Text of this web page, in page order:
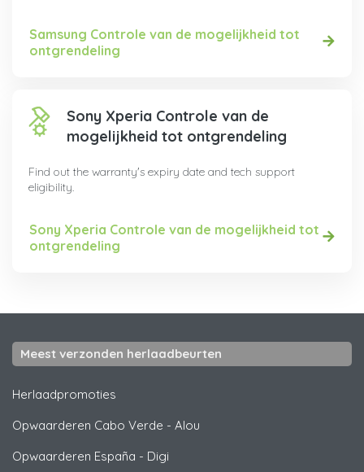
Samsung Controle van de mogelijkheid tot
ontgrendeling
Sony Xperia Controle van de
mogelijkheid tot ontgrendeling
Find out the warranty's expiry date and tech support
eligibility.
Sony Xperia Controle van de mogelijkheid tot
ontgrendeling
Meest verzonden herlaadbeurten
Herlaadpromoties
Opwaarderen Cabo Verde - Alou
Opwaarderen España - Digi